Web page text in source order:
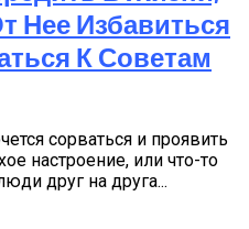
Нее Избавиться
К Советам
сорваться и проявить
настроение, или что-то
друг на друга...